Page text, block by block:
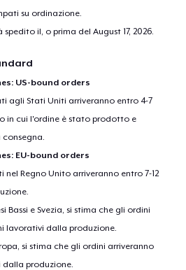
su ordinazione.
spedito il, o prima delAugust 17, 2026.
US-bound orders
agli Stati Uniti arriveranno entro 4-7
in cui l'ordine è stato prodotto e
consegna.
EU-bound orders
nel Regno Unito arriveranno entro 7-12
Bassi e Svezia, si stima che gli ordini
lavorativi dalla produzione.
si stima che gli ordini arriveranno
dalla produzione.